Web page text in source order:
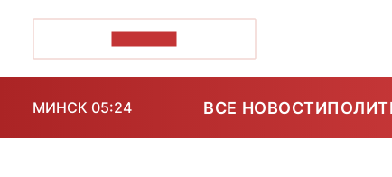
МИНСК 05:24 ВСЕ НОВОСТИ